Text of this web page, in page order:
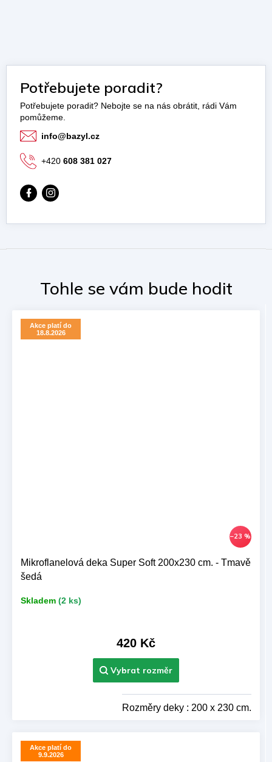
Akce platí do
18.8.2026
–23 %
Mikroflanelová deka Super Soft 200x230 cm. - Tmavě
šedá
Skladem (2 ks)
420 Kč
Rozměry deky : 200 x 230 cm.
Akce platí do
9.9.2026
Potřebujete poradit?
info@bazyl.cz
+420 608 381 027